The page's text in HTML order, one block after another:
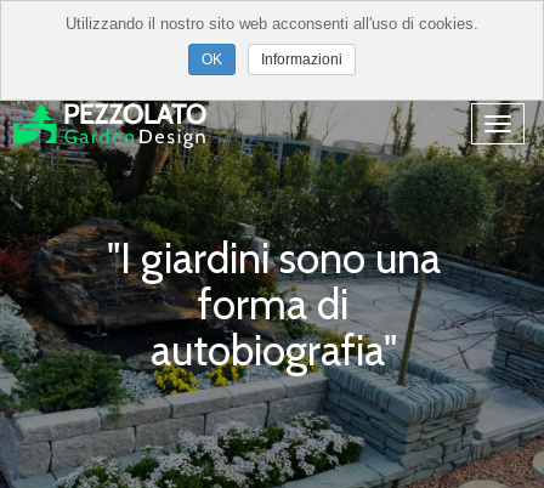
"I giardini sono una
forma di
autobiografia"
Utilizzando il nostro sito web acconsenti all'uso di cookies.
Informazioni